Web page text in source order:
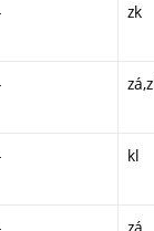
zk
kl